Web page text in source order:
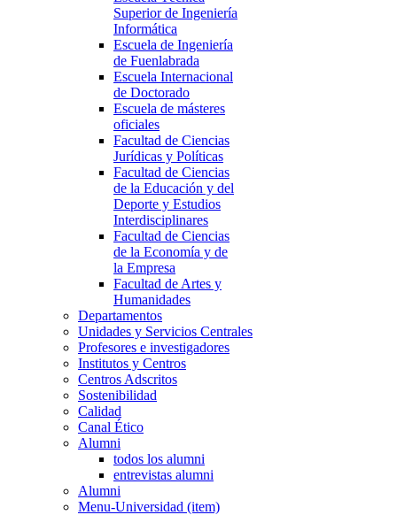
Superior de Ingeniería
Informática
Escuela de Ingeniería
de Fuenlabrada
Escuela Internacional
de Doctorado
Escuela de másteres
oficiales
Facultad de Ciencias
Jurídicas y Políticas
Facultad de Ciencias
de la Educación y del
Deporte y Estudios
Interdisciplinares
Facultad de Ciencias
de la Economía y de
la Empresa
Facultad de Artes y
Humanidades
Departamentos
Unidades y Servicios Centrales
Profesores e investigadores
Institutos y Centros
Centros Adscritos
Sostenibilidad
Calidad
Canal Ético
Alumni
todos los alumni
entrevistas alumni
Alumni
Menu-Universidad (item)